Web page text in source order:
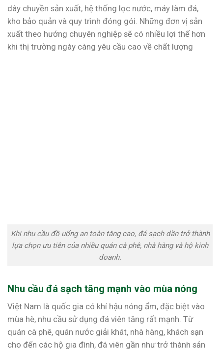
dây chuyền sản xuất, hệ thống lọc nước, máy làm đá,
kho bảo quản và quy trình đóng gói. Những đơn vị sản
xuất theo hướng chuyên nghiệp sẽ có nhiều lợi thế hơn
khi thị trường ngày càng yêu cầu cao về chất lượng
Khi nhu cầu đồ uống an toàn tăng cao, đá sạch dần trở thành
lựa chọn ưu tiên của nhiều quán cà phê, nhà hàng và hộ kinh
doanh.
Nhu cầu đá sạch tăng mạnh vào mùa nóng
Việt Nam là quốc gia có khí hậu nóng ẩm, đặc biệt vào
mùa hè, nhu cầu sử dụng đá viên tăng rất mạnh. Từ
quán cà phê, quán nước giải khát, nhà hàng, khách sạn
cho đến các hộ gia đình, đá viên gần như trở thành sản